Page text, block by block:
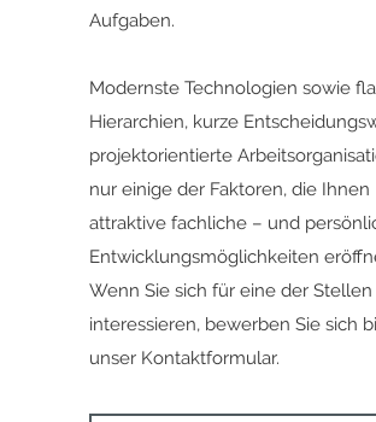
Aufgaben.
Modernste Technologien sowie
Hierarchien, kurze
projektorientierte
nur einige der Faktoren, die Ihnen
attraktive fachliche – und
Entwicklungsmöglichkeiten
Wenn Sie sich für eine der Stellen
interessieren, bewerben Sie sich
unser Kontaktformular.